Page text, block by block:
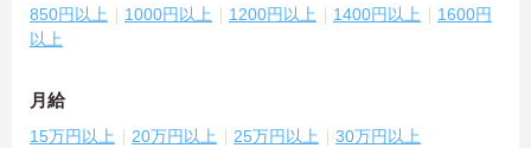
850円以上 1000円以上 1200円以上 1400円以上
1600円
以上
月給
15万円以上 20万円以上 25万円以上 30万円以上